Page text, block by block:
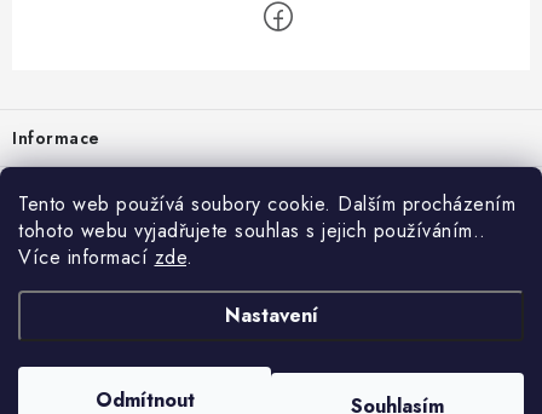
Tento web používá soubory cookie. Dalším procházením
tohoto webu vyjadřujete souhlas s jejich používáním..
Více informací zde.
Nastavení
Odmítnout Souhlasím
Informace
Prodejna
Rady a tipy
vzduchotechnika-ventilace. Všechna práva vyhrazena.